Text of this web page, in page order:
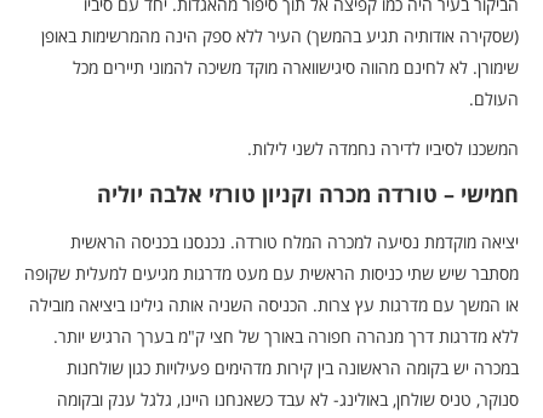
הביקור בעיר היה כמו קפיצה אל תוך סיפור מהאגדות. יחד עם סיביו
(שסקירה אודותיה תגיע בהמשך) העיר ללא ספק הינה מהמרשימות באופן
שימורן. לא לחינם מהווה סיגישווארה מוקד משיכה להמוני תיירים מכל
העולם.
המשכנו לסיביו לדירה נחמדה לשני לילות.
חמישי – טורדה מכרה וקניון טורזי אלבה יוליה
יציאה מוקדמת נסיעה למכרה המלח טורדה. נכנסנו בכניסה הראשית
מסתבר שיש שתי כניסות הראשית עם מעט מדרגות מגיעים למעלית שקופה
או המשך עם מדרגות עץ צרות. הכניסה השניה אותה גילינו ביציאה מובילה
ללא מדרגות דרך מנהרה חפורה באורך של חצי ק"מ בערך הרגיש יותר.
במכרה יש בקומה הראשונה בין קירות מדהימים פעילויות כגון שולחנות
סנוקר, טניס שולחן, באולינג- לא עבד כשאנחנו היינו, גלגל ענק ובקומה